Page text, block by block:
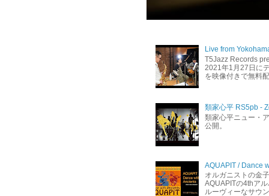
Live from
T5Jazz Records
2021年1月27日に
を映像付きで無料
類家心平 RS5pb -
類家心平ニュー・
公開。
AQUAPIT / Dance
オルガニストの金
AQUAPITの4thア
ルーヴィーなサウ